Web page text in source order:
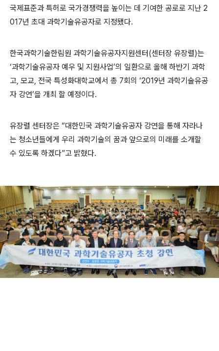
국제표준과 특허로 국가경쟁력을 높이는 데 기여한 공로로 지난 2
017년 초대 과학기술유공자로 지정됐다.
한국과학기술한림원 과학기술유공자지원센터(센터장 유장렬)는
‘과학기술유공자 예우 및 지원사업’의 일환으로 올해 하반기 과학
고, 모교, 전국 특성화대학교에서 총 7회의 ‘2019년 과학기술유공
자 강연’을 개최 할 예정이다.
유장렬 센터장은 “대한민국 과학기술유공자 강연을 통해 자라나
는 청소년들에게 우리 과학기술의 꿈과 앞으로의 미래를 소개할
수 있도록 하겠다”고 밝혔다.